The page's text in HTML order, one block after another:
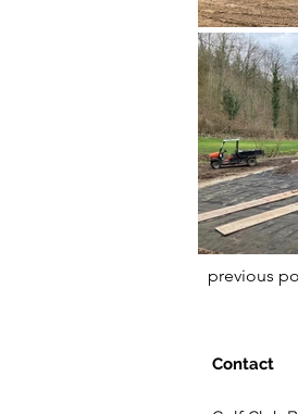
previous
Contact